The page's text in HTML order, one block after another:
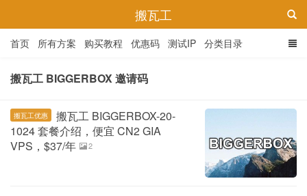
搬瓦工
首页 所有方案 购买教程 优惠码 测试IP 分类目录
搬瓦工 BIGGERBOX 邀请码
搬瓦工优惠
搬瓦工 BIGGERBOX-20-
1024 套餐介绍，便宜 CN2 GIA
VPS，$37/年
2